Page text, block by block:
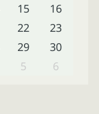
15
16
22
23
29
30
5 6